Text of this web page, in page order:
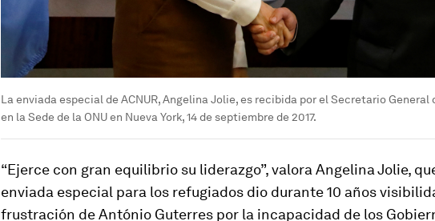
La enviada especial de ACNUR, Angelina Jolie, es recibida por el Secretario General
en la Sede de la ONU en Nueva York, 14 de septiembre de 2017.
“Ejerce con gran equilibrio su liderazgo”, valora Angelina Jolie,
enviada especial para los refugiados dio durante 10 años
frustración de António Guterres por la incapacidad de los